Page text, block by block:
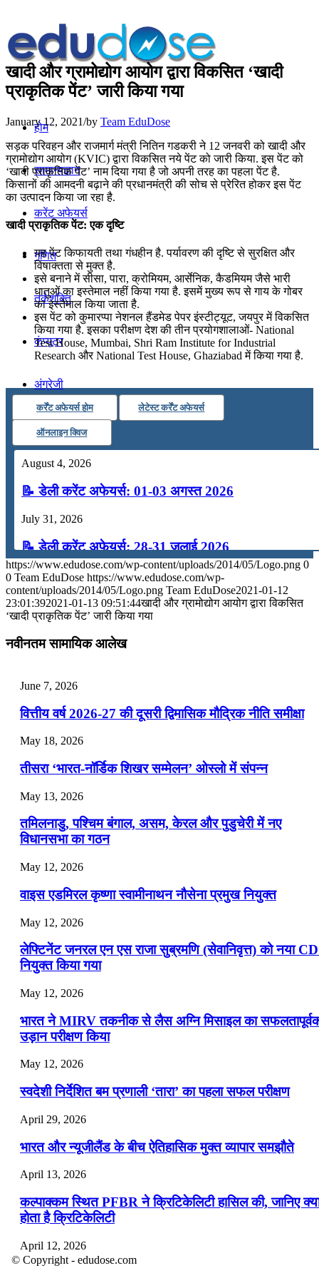
होम
सामान्यज्ञान
करेंट अफेयर्स
गणित
तर्कशक्ति
कंप्यूटर
अंग्रेजी
मॉक टेस्ट
टुडेज जीके
Menu Menu
खादी और ग्रामोद्योग आयोग द्वारा विकसित ‘खादी
प्राकृतिक पेंट’ जारी किया गया
January 12, 2021/by Team EduDose
सड़क परिवहन और राजमार्ग मंत्री नितिन गडकरी ने 12 जनवरी को खादी और
ग्रामोद्योग आयोग (KVIC) द्वारा विकसित नये पेंट को जारी किया. इस पेंट को
‘खादी प्राकृतिक पेंट’ नाम दिया गया है जो अपनी तरह का पहला पेंट है.
किसानों की आमदनी बढ़ाने की प्रधानमंत्री की सोच से प्रेरित होकर इस पेंट
का उत्‍पादन किया जा रहा है.
खादी प्राकृतिक पेंट: एक दृष्टि
यह पेंट किफायती तथा गंधहीन है. पर्यावरण की दृष्टि से सुरक्षित और
विषाक्‍तता से मुक्‍त है.
इसे बनाने में सीसा, पारा, क्रोमियम, आर्सेनिक, कैडमियम जैसे भारी
धातुओं का इस्तेमाल नहीं किया गया है. इसमें मुख्‍य रूप से गाय के गोबर
का इस्‍तेमाल किया जाता है.
इस पेंट को कुमारप्पा नेशनल हैंडमेड पेपर इंस्टीट्यूट, जयपुर में विकसित
किया गया है. इसका परीक्षण देश की तीन प्रयोगशालाओं- National
Test House, Mumbai, Shri Ram Institute for Industrial
Research और National Test House, Ghaziabad में किया गया है.
कर्रेंट अफेयर्स होम लेटेस्ट कर्रेंट अफेयर्स
ऑनलाइन क्विज
August 4, 2026
📝 डेली करेंट अफेयर्स: 01-03 अगस्त 2026
July 31, 2026
📝 डेली करेंट अफेयर्स: 28-31 जुलाई 2026
July 28, 2026
📝 डेली करेंट अफेयर्स: 25-27 जुलाई 2026
July 22, 2026
📝 डेली करेंट अफेयर्स: 19-21 जुलाई 2026
July 19, 2026
📝 डेली करेंट अफेयर्स: 16-18 जुलाई 2026
July 16, 2026
📝 डेली करेंट अफेयर्स: 13-15 जुलाई 2026
https://www.edudose.com/wp-content/uploads/2014/05/Logo.png 0
0 Team EduDose https://www.edudose.com/wp-
content/uploads/2014/05/Logo.png Team EduDose2021-01-12
23:01:392021-01-13 09:51:44खादी और ग्रामोद्योग आयोग द्वारा विकसित
‘खादी प्राकृतिक पेंट’ जारी किया गया
नवीनतम सामायिक आलेख
June 7, 2026
वित्तीय वर्ष 2026-27 की दूसरी द्विमासिक मौद्रिक नीति समीक्षा
May 18, 2026
तीसरा ‘भारत-नॉर्डिक शिखर सम्मेलन’ ओस्लो में संपन्न
May 13, 2026
तमिलनाडु, पश्चिम बंगाल, असम, केरल और पुडुचेरी में नए
विधानसभा का गठन
May 12, 2026
वाइस एडमिरल कृष्णा स्वामीनाथन नौसेना प्रमुख नियुक्त
May 12, 2026
लेफ्टिनेंट जनरल एन एस राजा सुब्रमणि (सेवानिवृत्त) को नया
नियुक्त किया गया
May 12, 2026
भारत ने MIRV तकनीक से लैस अग्नि मिसाइल का
उड़ान परीक्षण किया
May 12, 2026
स्वदेशी निर्देशित बम प्रणाली ‘तारा’ का पहला सफल परीक्षण
April 29, 2026
भारत और न्यूजीलैंड के बीच ऐतिहासिक मुक्त व्यापार समझौते
April 13, 2026
कल्पाक्कम स्थित PFBR ने क्रिटिकेलिटी हासिल की, जानिए
होता है क्रिटिकेलिटी
April 12, 2026
© Copyright - edudose.com